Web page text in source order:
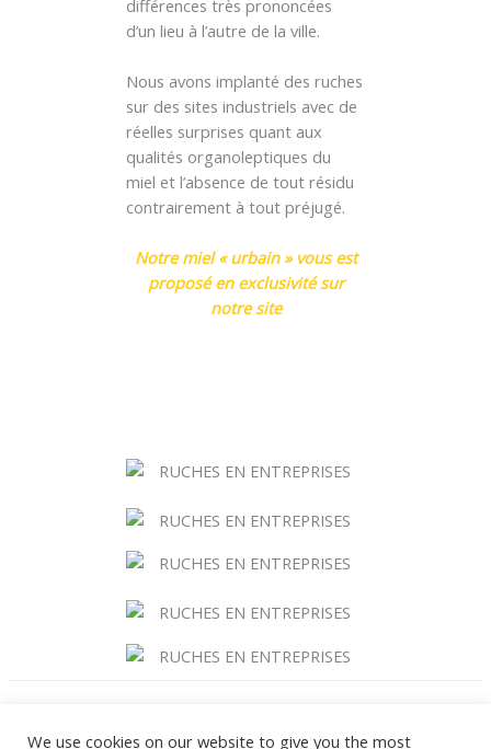
différences très prononcées
d’un lieu à l’autre de la ville.
Nous avons implanté des ruches
sur des sites industriels avec de
réelles surprises quant aux
qualités organoleptiques du
miel et l’absence de tout résidu
contrairement à tout préjugé.
Notre miel « urbain » vous est
proposé en exclusivité sur
notre site
We use cookies on our website to give you the most